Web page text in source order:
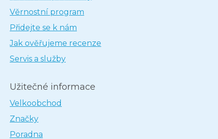
Věrnostní program
Přidejte se k nám
Jak ověřujeme recenze
Servis a služby
Užitečné informace
Velkoobchod
Značky
Poradna